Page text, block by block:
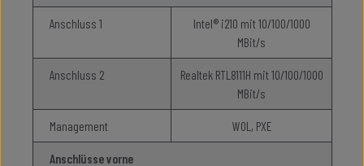
Anschluss 1
Intel® i210 mit 10/100/1000
MBit/s
Anschluss 2
Realtek RTL8111H mit 10/100/1000
MBit/s
Management WOL, PXE
Anschlüsse vorne